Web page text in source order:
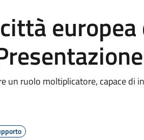
un ruolo moltiplicatore, capace di